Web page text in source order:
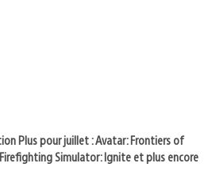
Plus pour juillet : Avatar: Frontiers of
Simulator: Ignite et plus encore